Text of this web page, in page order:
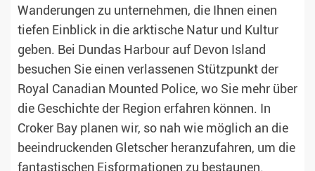
Wanderungen zu unternehmen, die Ihnen einen
tiefen Einblick in die arktische Natur und Kultur
geben. Bei Dundas Harbour auf Devon Island
besuchen Sie einen verlassenen Stützpunkt der
Royal Canadian Mounted Police, wo Sie mehr über
die Geschichte der Region erfahren können. In
Croker Bay planen wir, so nah wie möglich an die
beeindruckenden Gletscher heranzufahren, um die
fantastischen Eisformationen zu bestaunen.